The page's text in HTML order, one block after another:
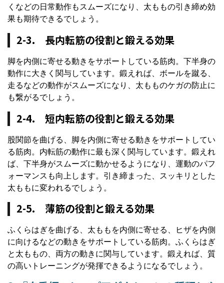
くなどの日常動作もスムーズになり、太ももの引き締め効
果も期待できるでしょう。
2-3. 長内転筋の役割と鍛える効果
脚を内側に寄せる動きをサポートしている筋肉。下半身の
動作に大きく関与しています。鍛えれば、ボールを蹴る、
走るなどの動作がスムーズになり、太もものケガの防止に
も繋がるでしょう。
2-4. 短内転筋の役割と鍛える効果
股関節を曲げる、脚を内側に寄せる動きをサポートしてい
る筋肉。内転筋の動作に最も深く関与しています。鍛えれ
ば、下半身がスムーズに動かせるようになり、運動のパフ
ォーマンスも向上します。引き締まった、スッキリとした
太ももに変われるでしょう。
2-5. 薄筋の役割と鍛える効果
ふくらはぎを曲げる、太ももを内側に寄せる、ヒザを内側
に向けるなどの動きをサポートしている筋肉。ふくらはぎ
と太ももの、両方の動きに関与しています。鍛えれば、質
の高いトレーニングが発揮できるようになるでしょう。